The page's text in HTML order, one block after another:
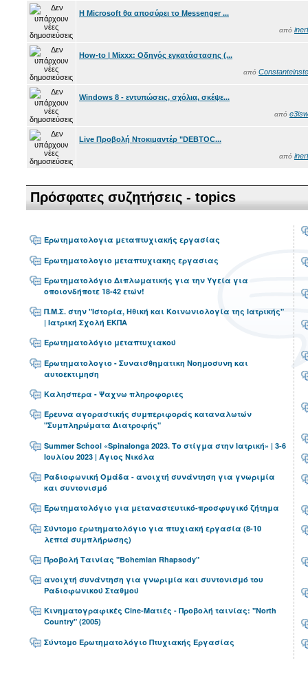
Η Microsoft θα αποσύρει το Messenger ...
από
How-to | Mixxx: Οδηγός εγκατάστασης (...
από
Windows 8 - εντυπώσεις, σχόλια, σκέψε...
από
Live Προβολή Ντοκιμαντέρ "DEBTOC...
από
Πρόσφατες συζητήσεις - topics
Ερωτηματολογια μεταπτυχιακής εργασίας
Ερωτηματολογιο μεταπτυχιακης εργασιας
Ερωτηματολόγιο Διπλωματικής για την Υγεία για
οποιονδήποτε 18-42 ετών!
Π.Μ.Σ. στην "Ιστορία, Ηθική και Κοινωνιολογία της Ιατρικής"
| Ιατρική Σχολή ΕΚΠΑ
Ερωτηματολόγιο μεταπτυχιακού
Ερωτηματολογιο - Συναισθηματικη Νοημοσυνη και
αυτοεκτιμηση
Καλησπερα - Ψαχνω πληροφοριες
Έρευνα αγοραστικής συμπεριφοράς καταναλωτών
"Συμπληρώματα Διατροφής"
Summer School «Spinalonga 2023. Το στίγμα στην Ιατρική» | 3-6
Ιουλίου 2023 | Άγιος Νικόλα
Ραδιοφωνική Ομάδα - ανοιχτή συνάντηση για γνωριμία
και συντονισμό
Ερωτηματολόγιο για μεταναστευτικό-προσφυγικό ζήτημα
Σύντομο ερωτηματολόγιο για πτυχιακή εργασία (8-10
λεπτά συμπλήρωσης)
Προβολή Ταινίας "Bohemian Rhapsody"
ανοιχτή συνάντηση για γνωριμία και συντονισμό του
Ραδιοφωνικού Σταθμού
Κινηματογραφικές Cine-Ματιές - Προβολή ταινίας: "North
Country" (2005)
Σύντομο Ερωτηματολόγιο Πτυχιακής Εργασίας